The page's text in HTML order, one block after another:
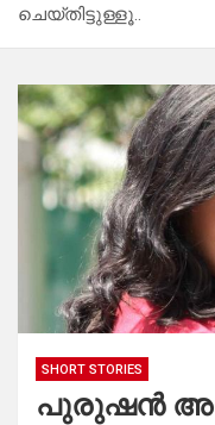
ചെയ്തിട്ടുള്ളൂ..
SHORT STORIES
പുരുഷന്‍